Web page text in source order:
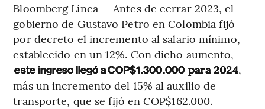
Bloomberg Línea — Antes de cerrar 2023, el
gobierno de Gustavo Petro en Colombia fijó
por decreto el incremento al salario mínimo,
establecido en un 12%. Con dicho aumento,
este ingreso llegó a COP$1.300.000 para 2024,
más un incremento del 15% al auxilio de
transporte, que se fijó en COP$162.000.